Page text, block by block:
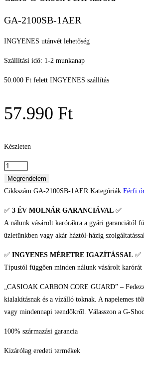
GA-2100SB-1AER
INGYENES utánvét lehetőség
Szállítási idő: 1-2 munkanap
50.000 Ft felett INGYENES szállítás
57.990 Ft
Készleten
Casio
G-
Shock
karóra
Megrendelem
Cikkszám GA-2100SB-1AER Kategóriák Férfi
✅ 3 ÉV MOLNÁR GARANCIÁVAL ✅
A nálunk vásárolt karórákra a gyári garanciától
üzletünkben vagy akár háztól-házig
✅ INGYENES MÉRETRE IGAZÍTÁSSAL ✅
Típustól függően minden nálunk vásárolt karórát
„CASIOAK CARBON CORE GUARD” –
kialakításnak és a vízálló toknak. A napelemes
vagy mindennapi teendőkről. Válasszon a G-
100% származási garancia
Kizárólag eredeti termékek